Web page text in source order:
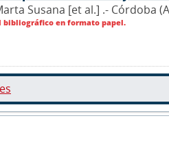
Susana [et al.] .- Córdoba
bibliográfico en formato papel.